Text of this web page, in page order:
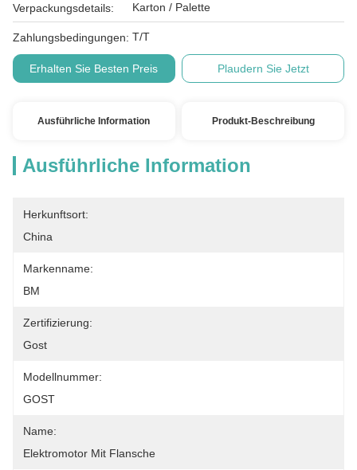
Verpackungsdetails: Karton / Palette
Zahlungsbedingungen: T/T
Erhalten Sie Besten Preis Plaudern Sie Jetzt
Ausführliche Information Produkt-Beschreibung
Ausführliche Information
Herkunftsort:
China
Markenname:
BM
Zertifizierung:
Gost
Modellnummer:
GOST
Name:
Elektromotor Mit Flansche